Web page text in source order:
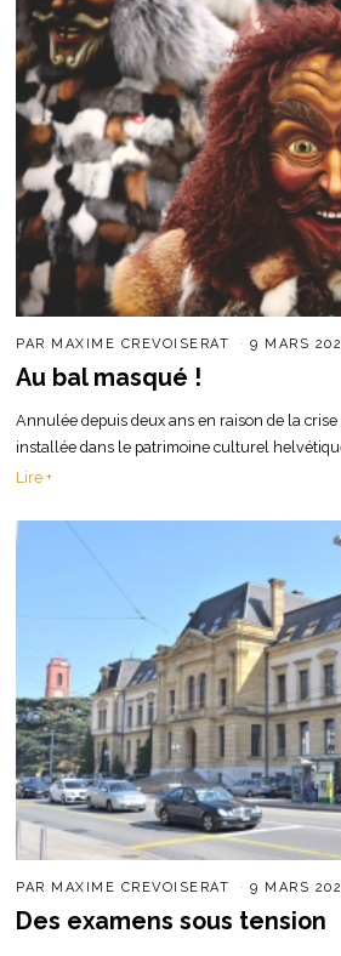
PAR MAXIME CREVOISERAT 9 MARS
Au bal masqué !
Annulée depuis deux ans en raison de la
installée dans le patrimoine culturel
Lire +
PAR MAXIME CREVOISERAT 9 MARS
Des examens sous tension